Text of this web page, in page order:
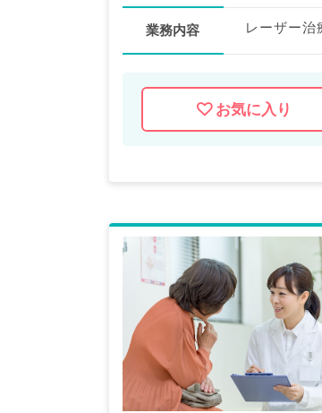
業務内容 レーザー治
お気に入り